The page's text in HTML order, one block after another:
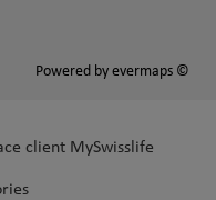
Powered by evermaps ©
client MySwisslife